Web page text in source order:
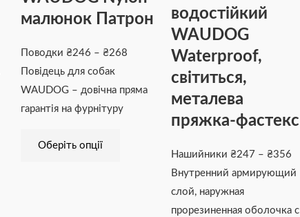
малюнок Патрон
Поводки ₴246 – ₴268
Повідець для собак
WAUDOG – довічна пряма
гарантія на фурнітуру
Оберіть опції
сторінці
товару
водостійкий
WAUDOG
Waterproof,
світиться,
металева
пряжка-фастекс
Нашийники ₴247 – ₴356
Внутренний армирующий
слой, наружная
прорезиненная оболочка с